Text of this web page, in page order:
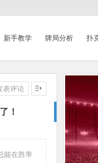
新手教学 牌局分析 扑
！
表评论
能在胜率